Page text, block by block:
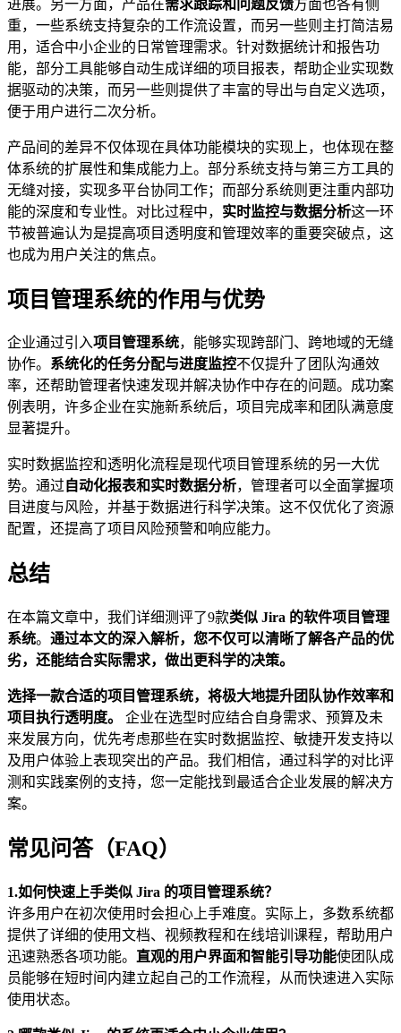
进展。另一方面，产品在需求跟踪和问题反馈方面也各有侧
重，一些系统支持复杂的工作流设置，而另一些则主打简洁易
用，适合中小企业的日常管理需求。针对数据统计和报告功
能，部分工具能够自动生成详细的项目报表，帮助企业实现数
据驱动的决策，而另一些则提供了丰富的导出与自定义选项，
便于用户进行二次分析。
产品间的差异不仅体现在具体功能模块的实现上，也体现在整
体系统的扩展性和集成能力上。部分系统支持与第三方工具的
无缝对接，实现多平台协同工作；而部分系统则更注重内部功
能的深度和专业性。对比过程中， 实时监控与数据分析这一环
节被普遍认为是提高项目透明度和管理效率的重要突破点，这
也成为用户关注的焦点。
项目管理系统的作用与优势
企业通过引入项目管理系统，能够实现跨部门、跨地域的无缝
协作。 系统化的任务分配与进度监控不仅提升了团队沟通效
率，还帮助管理者快速发现并解决协作中存在的问题。成功案
例表明，许多企业在实施新系统后，项目完成率和团队满意度
显著提升。
实时数据监控和透明化流程是现代项目管理系统的另一大优
势。通过 自动化报表和实时数据分析，管理者可以全面掌握项
目进度与风险，并基于数据进行科学决策。这不仅优化了资源
配置，还提高了项目风险预警和响应能力。
总结
在本篇文章中，我们详细测评了9款类似 Jira 的软件项目管理
系统。 通过本文的深入解析，您不仅可以清晰了解各产品的优
劣，还能结合实际需求，做出更科学的决策。
选择一款合适的项目管理系统，将极大地提升团队协作效率和
项目执行透明度。
企业在选型时应结合自身需求、预算及未
来发展方向，优先考虑那些在实时数据监控、敏捷开发支持以
及用户体验上表现突出的产品。我们相信，通过科学的对比评
测和实践案例的支持，您一定能找到最适合企业发展的解决方
案。
常见问答（FAQ）
1.如何快速上手类似 Jira 的项目管理系统？
许多用户在初次使用时会担心上手难度。实际上，多数系统都
提供了详细的使用文档、视频教程和在线培训课程，帮助用户
迅速熟悉各项功能。 直观的用户界面和智能引导功能使团队成
员能够在短时间内建立起自己的工作流程，从而快速进入实际
使用状态。